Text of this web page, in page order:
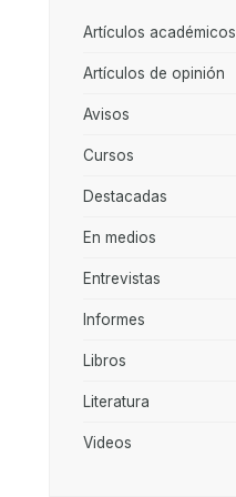
Artículos académicos
Artículos de opinión
Avisos
Cursos
Destacadas
En medios
Entrevistas
Informes
Libros
Literatura
Videos